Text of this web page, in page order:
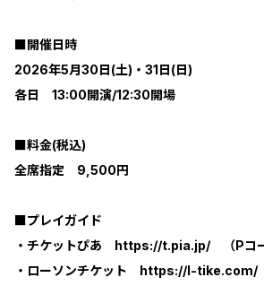
■開催日時
2026年5月30日(土)・31日(日)
各日 13:00開演/12:30開場
■料金(税込)
全席指定 9,500円
■プレイガイド
・チケットぴあ https://t.pia.jp/ （Pコ
・ローソンチケット https://l-tike.com/